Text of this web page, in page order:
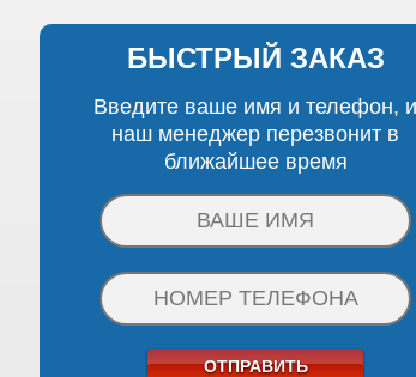
БЫСТРЫЙ ЗАКАЗ
Введите ваше имя и телефон, и
наш менеджер перезвонит в
ближайшее время
ОТПРАВИТЬ